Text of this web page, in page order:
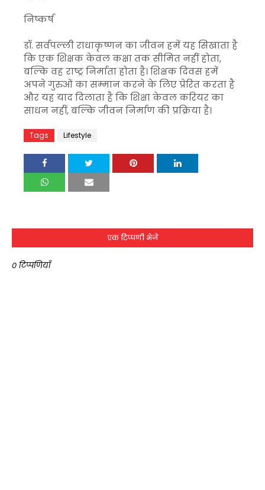
निष्कर्ष
डॉ. सर्वपल्ली राधाकृष्णन का जीवन हमें यह सिखाता है
कि एक शिक्षक केवल कक्षा तक सीमित नहीं होता,
बल्कि वह राष्ट्र निर्माता होता है। शिक्षक दिवस हमें
अपने गुरुओं का सम्मान करने के लिए प्रेरित करता है
और यह याद दिलाता है कि शिक्षा केवल करियर का
साधन नहीं, बल्कि जीवन निर्माण की प्रक्रिया है।
Tags Lifestyle
एक टिप्पणी भेजें
0 टिप्पणियाँ